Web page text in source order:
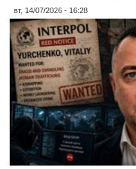
вт, 14/07/2026 - 16:28